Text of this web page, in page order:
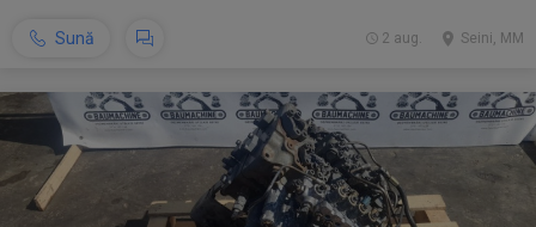
Sună Seini, MM
2 aug.